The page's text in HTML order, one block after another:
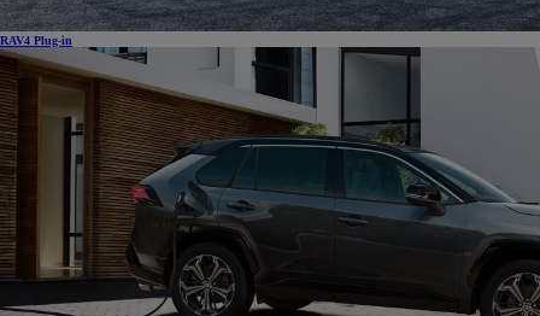
RAV4 Plug-in